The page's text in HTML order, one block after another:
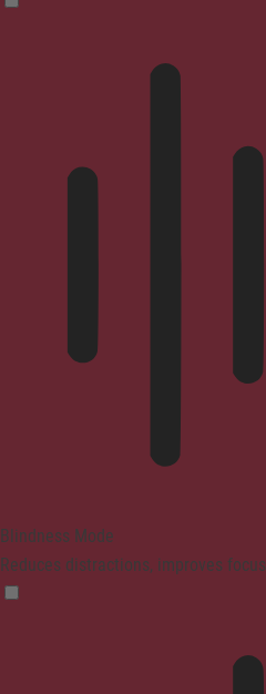
Blindness Mode
Reduces distractions, improves focus